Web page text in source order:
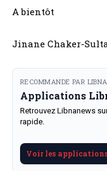
A bientôt
Jinane Chaker-
RECOMMANDE PAR
Applications
Retrouvez Libnanews
rapide.
Voir les